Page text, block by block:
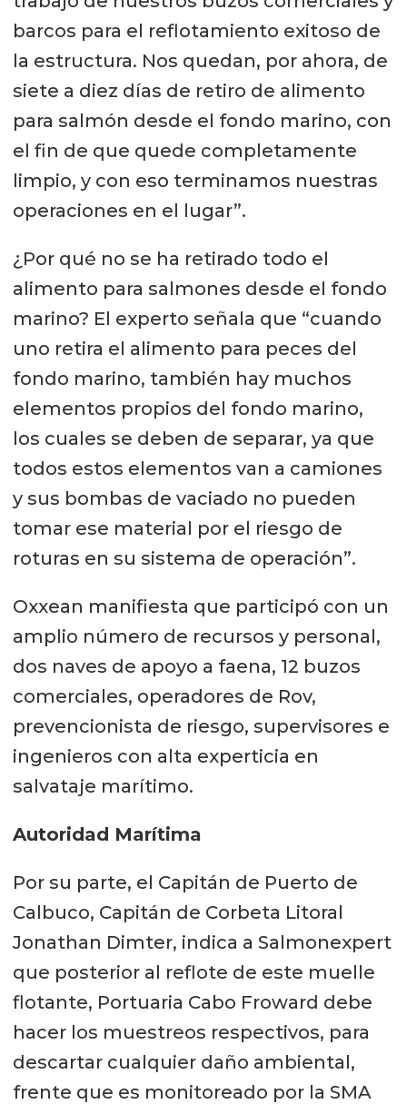
barcos para el reflotamiento exitoso de
la estructura. Nos quedan, por ahora, de
siete a diez días de retiro de alimento
para salmón desde el fondo marino, con
el fin de que quede completamente
limpio, y con eso terminamos nuestras
operaciones en el lugar”.
¿Por qué no se ha retirado todo el
alimento para salmones desde el fondo
marino? El experto señala que “cuando
uno retira el alimento para peces del
fondo marino, también hay muchos
elementos propios del fondo marino,
los cuales se deben de separar, ya que
todos estos elementos van a camiones
y sus bombas de vaciado no pueden
tomar ese material por el riesgo de
roturas en su sistema de operación”.
Oxxean manifiesta que participó con un
amplio número de recursos y personal,
dos naves de apoyo a faena, 12 buzos
comerciales, operadores de Rov,
prevencionista de riesgo, supervisores e
ingenieros con alta experticia en
salvataje marítimo.
Autoridad Marítima
Por su parte, el Capitán de Puerto de
Calbuco, Capitán de Corbeta Litoral
Jonathan Dimter, indica a Salmonexpert
que posterior al reflote de este muelle
flotante, Portuaria Cabo Froward debe
hacer los muestreos respectivos, para
descartar cualquier daño ambiental,
frente que es monitoreado por la SMA